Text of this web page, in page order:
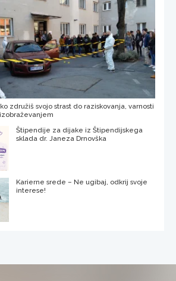
združiš svojo strast do raziskovanja, varnosti
Štipendije za dijake iz Štipendijskega
sklada dr. Janeza Drnovška
Karierne srede – Ne ugibaj, odkrij svoje
interese!